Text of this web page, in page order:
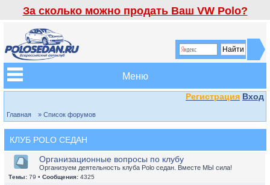
За сколько можно продать Ваш VW Polo?
Меню
Регистрация Вход
Главная » Список форумов
КЛУБ POLO СЕДАН
Организационные вопросы по клубу
Организуем деятельность клуба Polo седан. Вместе МЫ сила!
Темы: 79 • Сообщения: 4325